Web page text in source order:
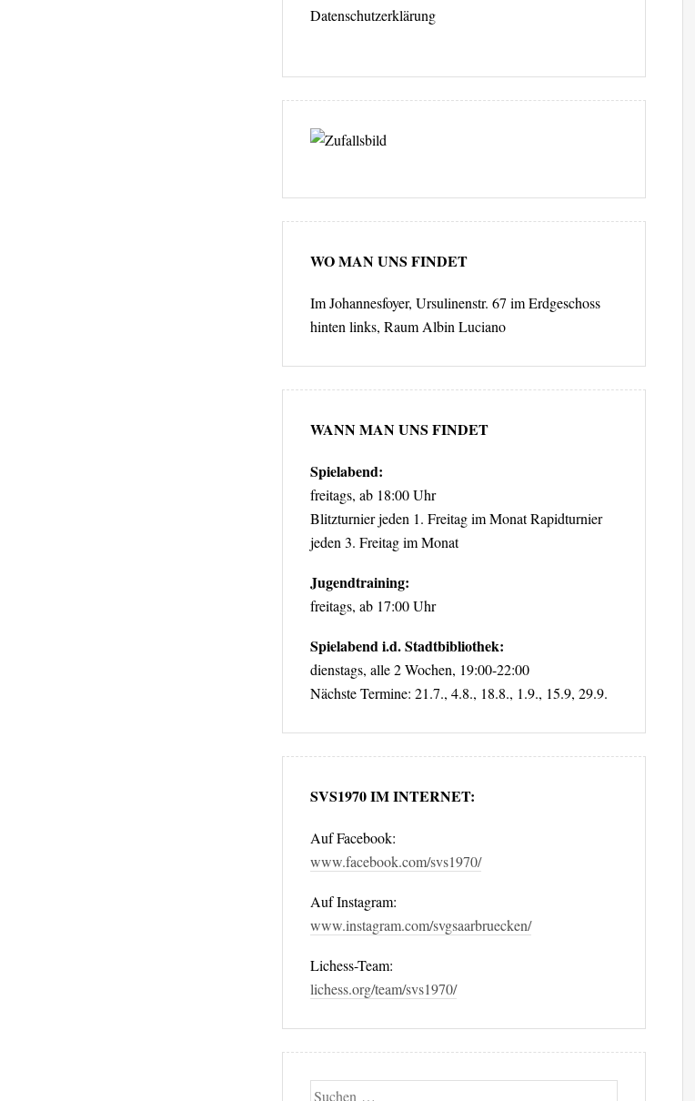
Datenschutzerklärung
WO MAN UNS FINDET
Im Johannesfoyer, Ursulinenstr. 67 im Erdgeschoss
hinten links, Raum Albin Luciano
WANN MAN UNS FINDET
Spielabend:
freitags, ab 18:00 Uhr
Blitzturnier jeden 1. Freitag im Monat Rapidturnier
jeden 3. Freitag im Monat
Jugendtraining:
freitags, ab 17:00 Uhr
Spielabend i.d. Stadtbibliothek:
dienstags, alle 2 Wochen, 19:00-22:00
Nächste Termine: 21.7., 4.8., 18.8., 1.9., 15.9, 29.9.
SVS1970 IM INTERNET:
Auf Facebook:
www.facebook.com/svs1970/
Auf Instagram:
www.instagram.com/svgsaarbruecken/
Lichess-Team:
lichess.org/team/svs1970/
Suche